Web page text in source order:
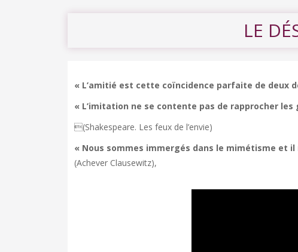
LE
« L’amitié est cette coïncidence parfaite de deux
« L’imitation ne se contente pas de rapprocher
(Shakespeare. Les feux de l’envie)
« Nous sommes immergés dans le mimétisme et
(Achever Clausewitz),